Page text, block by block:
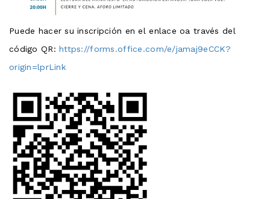
Puede hacer su inscripción en el enlace oa través del
código QR:https://forms.office.com/e/jamaj9eCCK?
origin=lprLink